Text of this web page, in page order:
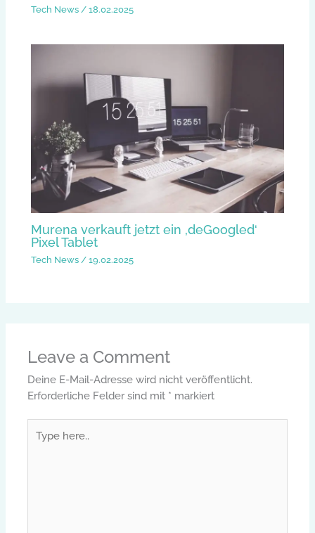
Tech News /18.02.2025
Murena verkauft jetzt ein ‚deGoogled‘
Pixel Tablet
Tech News /19.02.2025
Leave a Comment
Deine E-Mail-Adresse wird nicht veröffentlicht.
Erforderliche Felder sind mit * markiert
here..